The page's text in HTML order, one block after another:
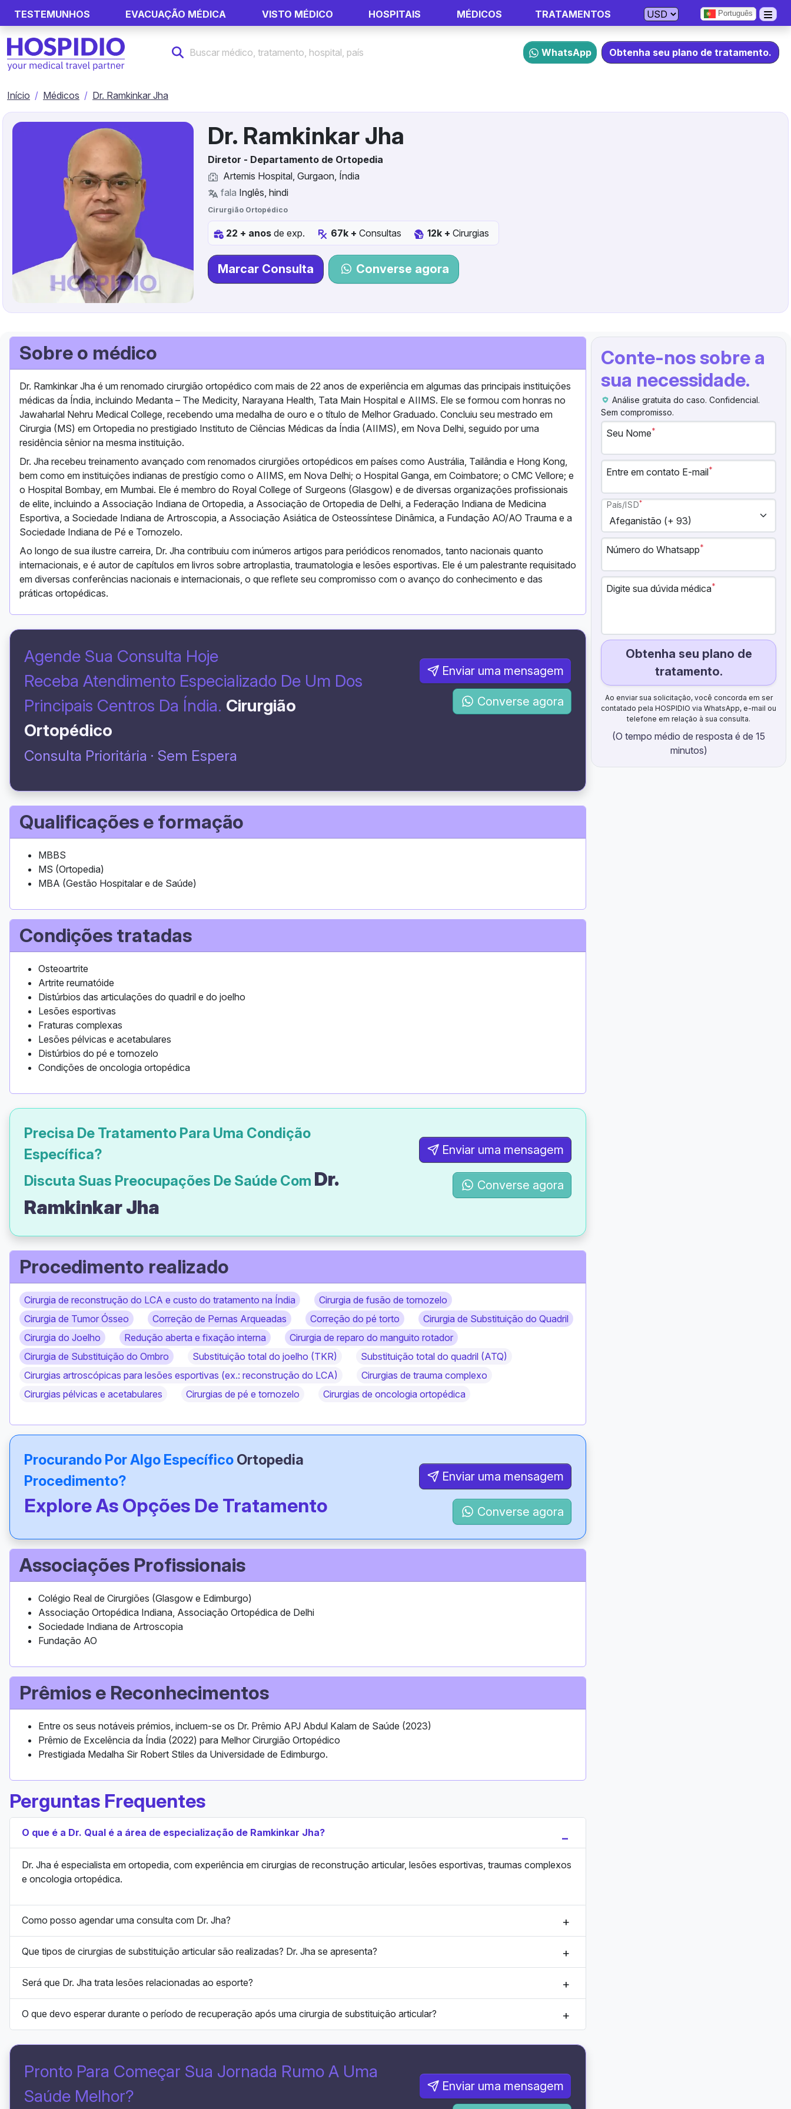
TESTEMUNHOS EVACUAÇÃO MÉDICA VISTO MÉDICO HOSPITAIS MÉDICOS TRATAMENTOS Português
WhatsApp Obtenha seu plano de tratamento.
Início Médicos Dr. Ramkinkar Jha
Dr. Ramkinkar Jha
Diretor - Departamento de Ortopedia
Artemis Hospital, Gurgaon, Índia
fala Inglês, hindi
Cirurgião Ortopédico
22 + anosde exp. 67k + Consultas 12k + Cirurgias
Marcar Consulta Converse agora
Sobre o médico
Dr. Ramkinkar Jha é um renomado cirurgião ortopédico com mais de 22 anos de experiência em algumas das principais instituições
médicas da Índia, incluindo Medanta – The Medicity, Narayana Health, Tata Main Hospital e AIIMS. Ele se formou com honras no
Jawaharlal Nehru Medical College, recebendo uma medalha de ouro e o título de Melhor Graduado. Concluiu seu mestrado em
Cirurgia (MS) em Ortopedia no prestigiado Instituto de Ciências Médicas da Índia (AIIMS), em Nova Delhi, seguido por uma
residência sênior na mesma instituição.
Dr. Jha recebeu treinamento avançado com renomados cirurgiões ortopédicos em países como Austrália, Tailândia e Hong Kong,
bem como em instituições indianas de prestígio como o AIIMS, em Nova Delhi; o Hospital Ganga, em Coimbatore; o CMC Vellore; e
o Hospital Bombay, em Mumbai. Ele é membro do Royal College of Surgeons (Glasgow) e de diversas organizações profissionais
de elite, incluindo a Associação Indiana de Ortopedia, a Associação de Ortopedia de Delhi, a Federação Indiana de Medicina
Esportiva, a Sociedade Indiana de Artroscopia, a Associação Asiática de Osteossíntese Dinâmica, a Fundação AO/AO Trauma e a
Sociedade Indiana de Pé e Tornozelo.
Ao longo de sua ilustre carreira, Dr. Jha contribuiu com inúmeros artigos para periódicos renomados, tanto nacionais quanto
internacionais, e é autor de capítulos em livros sobre artroplastia, traumatologia e lesões esportivas. Ele é um palestrante requisitado
em diversas conferências nacionais e internacionais, o que reflete seu compromisso com o avanço do conhecimento e das
práticas ortopédicas.
Agende Sua Consulta Hoje
Receba Atendimento Especializado De Um Dos
Principais Centros Da Índia. Cirurgião
Ortopédico
Consulta Prioritária · Sem Espera
Enviar uma mensagem
Converse agora
Qualificações e formação
MBBS
MS (Ortopedia)
MBA (Gestão Hospitalar e de Saúde)
Condições tratadas
Osteoartrite
Artrite reumatóide
Distúrbios das articulações do quadril e do joelho
Lesões esportivas
Fraturas complexas
Lesões pélvicas e acetabulares
Distúrbios do pé e tornozelo
Condições de oncologia ortopédica
Precisa De Tratamento Para Uma Condição
Específica?
Discuta Suas Preocupações De Saúde Com Dr.
Ramkinkar Jha
Enviar uma mensagem
Converse agora
Procedimento realizado
Cirurgia de reconstrução do LCA e custo do tratamento na Índia
Cirurgia de fusão de tornozelo
Cirurgia de Tumor Ósseo
Correção de Pernas Arqueadas Correção do pé torto
Cirurgia de Substituição do Quadril
Cirurgia do Joelho
Redução aberta e fixação interna
Cirurgia de reparo do manguito rotador
Cirurgia de Substituição do Ombro
Substituição total do joelho (TKR)
Substituição total do quadril (ATQ)
Cirurgias artroscópicas para lesões esportivas (ex.: reconstrução do LCA)
Cirurgias de trauma complexo
Cirurgias pélvicas e acetabulares
Cirurgias de pé e tornozelo Cirurgias de oncologia ortopédica
Procurando Por Algo Específico Ortopedia
Procedimento?
Explore As Opções De Tratamento
Enviar uma mensagem
Converse agora
Associações Profissionais
Colégio Real de Cirurgiões (Glasgow e Edimburgo)
Associação Ortopédica Indiana, Associação Ortopédica de Delhi
Sociedade Indiana de Artroscopia
Fundação AO
Prêmios e Reconhecimentos
Entre os seus notáveis ​​prémios, incluem-se os Dr. Prêmio APJ Abdul Kalam de Saúde (2023)
Prêmio de Excelência da Índia (2022) para Melhor Cirurgião Ortopédico
Prestigiada Medalha Sir Robert Stiles da Universidade de Edimburgo.
Perguntas Frequentes
O que é a Dr. Qual é a área de especialização de Ramkinkar Jha?
Dr. Jha é especialista em ortopedia, com experiência em cirurgias de reconstrução articular, lesões esportivas, traumas complexos
e oncologia ortopédica.
Como posso agendar uma consulta com Dr. Jha?
Que tipos de cirurgias de substituição articular são realizadas? Dr. Jha se apresenta?
Será que Dr. Jha trata lesões relacionadas ao esporte?
O que devo esperar durante o período de recuperação após uma cirurgia de substituição articular?
Pronto Para Começar Sua Jornada Rumo A Uma
Saúde Melhor?
Enviar uma mensagem
Conte-nos sobre a
sua necessidade.
Análise gratuita do caso. Confidencial.
Sem compromisso.
Seu Nome*
Entre em contato E-mail*
País/ISD*
Número do Whatsapp*
Digite sua dúvida médica*
Obtenha seu plano de
tratamento.
Ao enviar sua solicitação, você concorda em ser
contatado pela HOSPIDIO via WhatsApp, e-mail ou
telefone em relação à sua consulta.
(O tempo médio de resposta é de 15
minutos)